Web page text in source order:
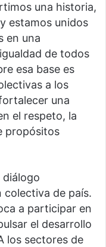
una historia,
estamos unidos
en una
de todos
esa base es
a los
una
el respeto, la
propósitos
de país.
a participar en
el desarrollo
los sectores de